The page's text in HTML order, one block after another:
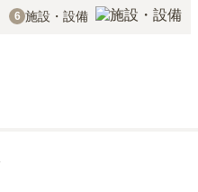
6 施設・設備